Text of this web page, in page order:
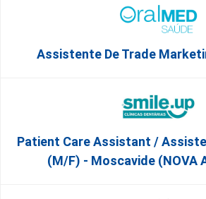
Assistente De Trade
Patient Care Assistant /
(M/F) - Moscavide (NOVA